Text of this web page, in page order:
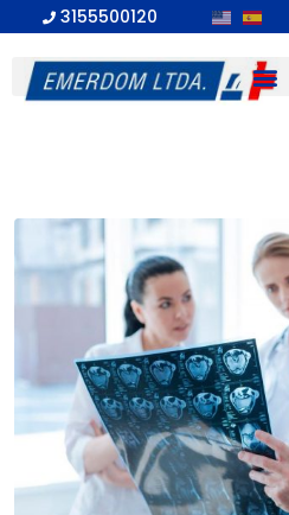
3155500120